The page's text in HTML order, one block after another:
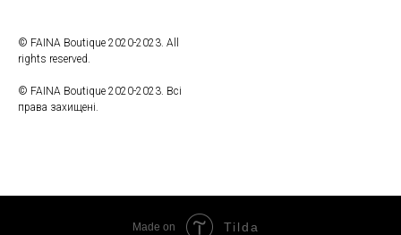
© FAINA Boutique 2020-2023. All
rights reserved.
© FAINA Boutique 2020-2023. Всі
права захищені.
Made on Tilda